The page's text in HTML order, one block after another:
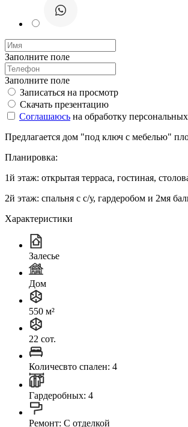
Заполните поле
Заполните поле
Записаться на просмотр
Скачать презентацию
Соглашаюсь на обработку
Предлагается дом "под ключ с мебелью"
Планировка:
1й этаж: открытая терраса, гостиная,
2й этаж: спальня с с/у, гардеробом и 2мя
Характеристики
Залесье
Дом
550 м²
22 сот.
Количесвто спален: 4
Гардеробных: 4
Ремонт: C отделкой